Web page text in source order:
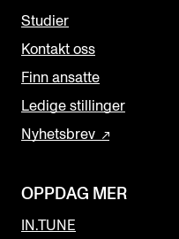
Studier
Kontakt oss
Finn ansatte
Ledige stillinger
Nyhetsbrev
OPPDAG MER
IN.TUNE